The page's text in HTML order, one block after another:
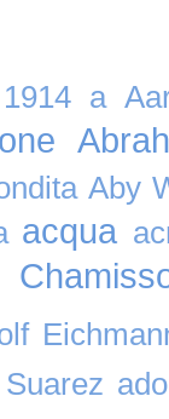
1914 a
Aby
acqua